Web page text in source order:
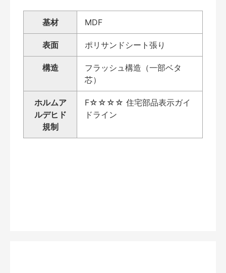
基材 MDF
表面 ポリサンドシート張り
構造
フラッシュ構造（一部ベタ
芯）
ホルムア
ルデヒド
規制
F☆☆☆☆ 住宅部品表示ガイ
ドライン